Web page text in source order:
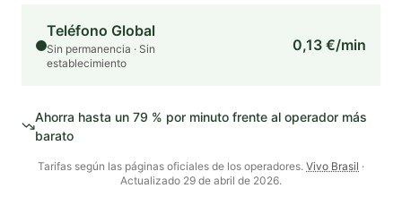
Teléfono Global
Sin permanencia · Sin
establecimiento
0,13 €/min
Ahorra hasta un 79 % por minuto frente al operador más
barato
Tarifas según las páginas oficiales de los operadores. Vivo Brasil ·
Actualizado 29 de abril de 2026.